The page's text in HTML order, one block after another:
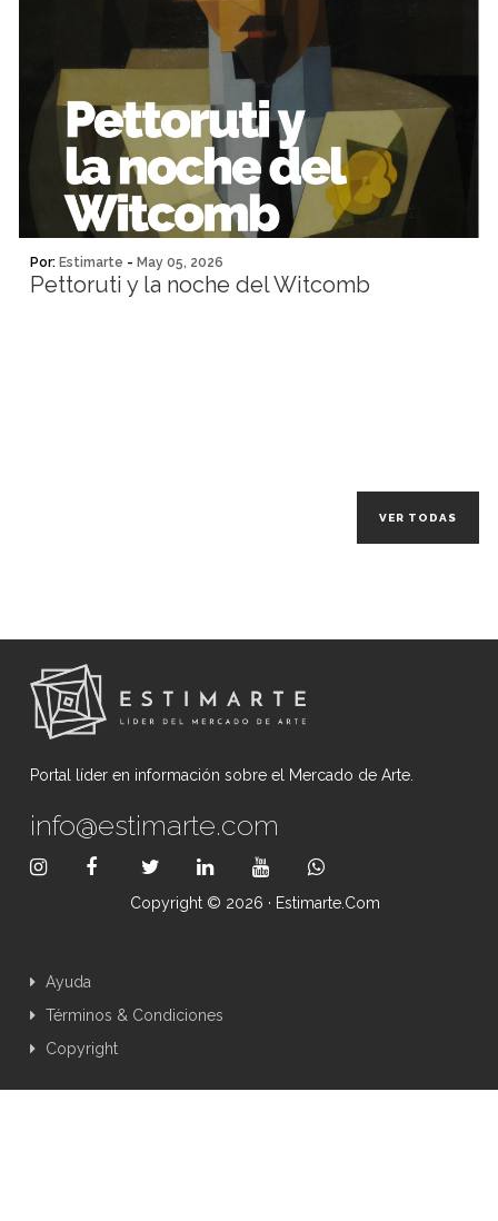
Por: Estimarte - May 05, 2026
Pettoruti y la noche del Witcomb
VER TODAS
Portal líder en información sobre el Mercado de Arte.
info@estimarte.com
Copyright © 2026 · Estimarte.com
Ayuda
Términos & Condiciones
Copyright